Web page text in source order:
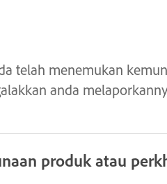
telah menemukan
anda
produk atau